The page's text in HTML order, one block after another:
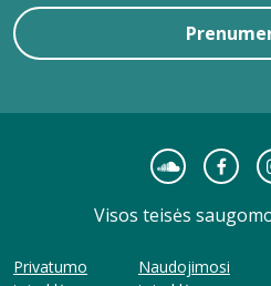
Visos teisės
Privatumo
Naudojimosi